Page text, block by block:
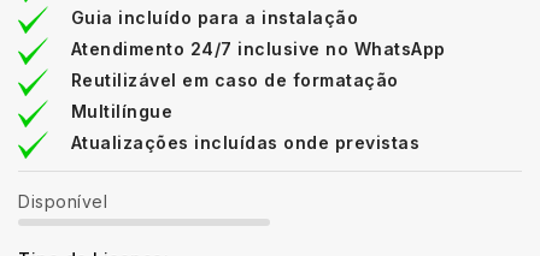
Guia incluído para a instalação
Atendimento 24/7 inclusive no WhatsApp
Reutilizável em caso de formatação
Multilíngue
Atualizações incluídas onde previstas
Disponível